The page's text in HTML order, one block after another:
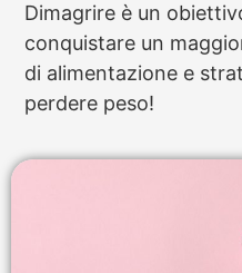
Dimagrire è un
conquistare un
di alimentazione e
perdere peso!